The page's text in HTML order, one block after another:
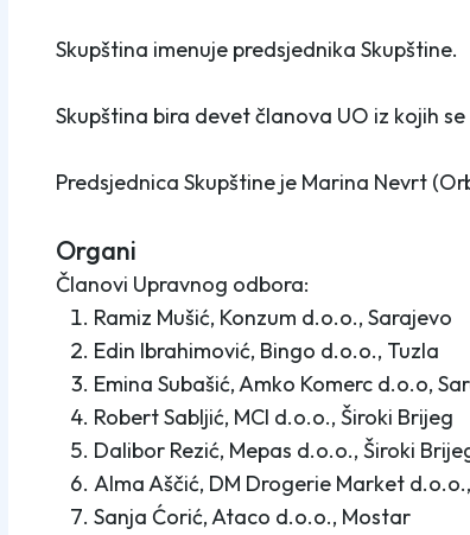
Skupština imenuje predsjednika Skupštine.
Skupština bira devet članova UO iz kojih
Predsjednica Skupštine je Marina Nevrt
Organi
Članovi Upravnog odbora:
Ramiz Mušić, Konzum d.o.o., Sarajevo
Edin Ibrahimović, Bingo d.o.o., Tuzla
Emina Subašić, Amko Komerc d.o.o,
Robert Sabljić, MCI d.o.o., Široki Brijeg
Dalibor Rezić, Mepas d.o.o., Široki
Alma Aščić, DM Drogerie Market
Sanja Ćorić, Ataco d.o.o., Mostar